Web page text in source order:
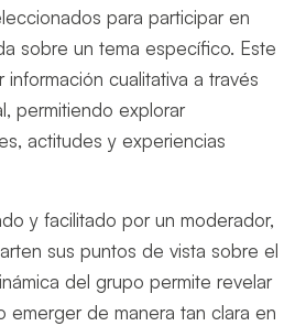
para participar en
sobre un tema específico. Este
cualitativa a través
permitiendo explorar
actitudes y experiencias
y facilitado por un moderador,
sus puntos de vista sobre el
del grupo permite revelar
emerger de manera tan clara en